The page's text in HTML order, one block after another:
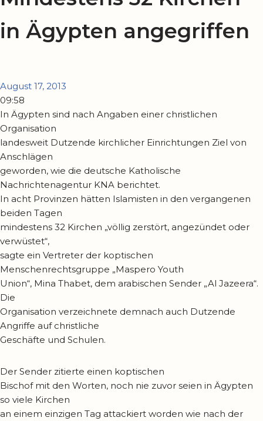
in Ägypten angegriffen
August 17, 2013
09:58
In Ägypten sind nach Angaben einer christlichen
Organisation
landesweit Dutzende kirchlicher Einrichtungen Ziel von
Anschlägen
geworden, wie die deutsche Katholische
Nachrichtenagentur KNA berichtet.
In acht Provinzen hätten Islamisten in den vergangenen
beiden Tagen
mindestens 32 Kirchen „völlig zerstört, angezündet oder
verwüstet“,
sagte ein Vertreter der koptischen
Menschenrechtsgruppe „Maspero Youth
Union“, Mina Thabet, dem arabischen Sender „Al Jazeera“.
Die
Organisation verzeichnete demnach auch Dutzende
Angriffe auf christliche
Geschäfte und Schulen.
Der Sender zitierte einen koptischen
Bischof mit den Worten, noch nie zuvor seien in Ägypten
so viele Kirchen
an einem einzigen Tag attackiert worden wie nach der